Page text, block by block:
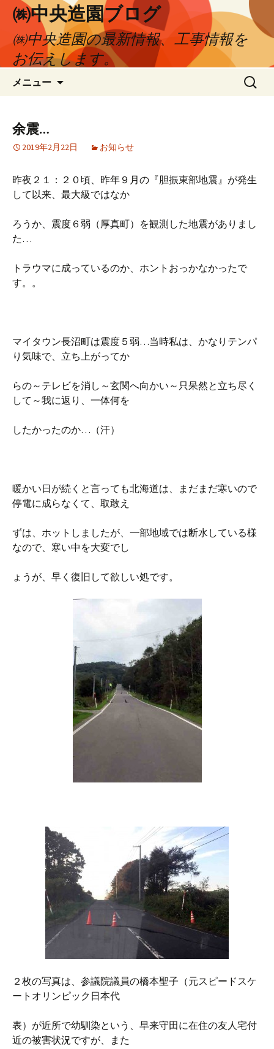
㈱中央造園ブログ
㈱中央造園の最新情報、工事情報を
お伝えします。
メニュー
へ
動
検
余震…
2019年2月22日 お知らせ
昨夜２１：２０頃、昨年９月の『胆振東部地震』が発生
して以来、最大級ではなか
ろうか、震度６弱（厚真町）を観測した地震がありまし
た…
トラウマに成っているのか、ホントおっかなかったで
す。。
マイタウン長沼町は震度５弱…当時私は、かなりテンパ
り気味で、立ち上がってか
らの～テレビを消し～玄関へ向かい～只呆然と立ち尽く
して～我に返り、一体何を
したかったのか…（汗）
暖かい日が続くと言っても北海道は、まだまだ寒いので
停電に成らなくて、取敢え
ずは、ホットしましたが、一部地域では断水している様
なので、寒い中を大変でし
ょうが、早く復旧して欲しい処です。
２枚の写真は、参議院議員の橋本聖子（元スピードスケ
ートオリンピック日本代
表）が近所で幼馴染という、早来守田に在住の友人宅付
近の被害状況ですが、また